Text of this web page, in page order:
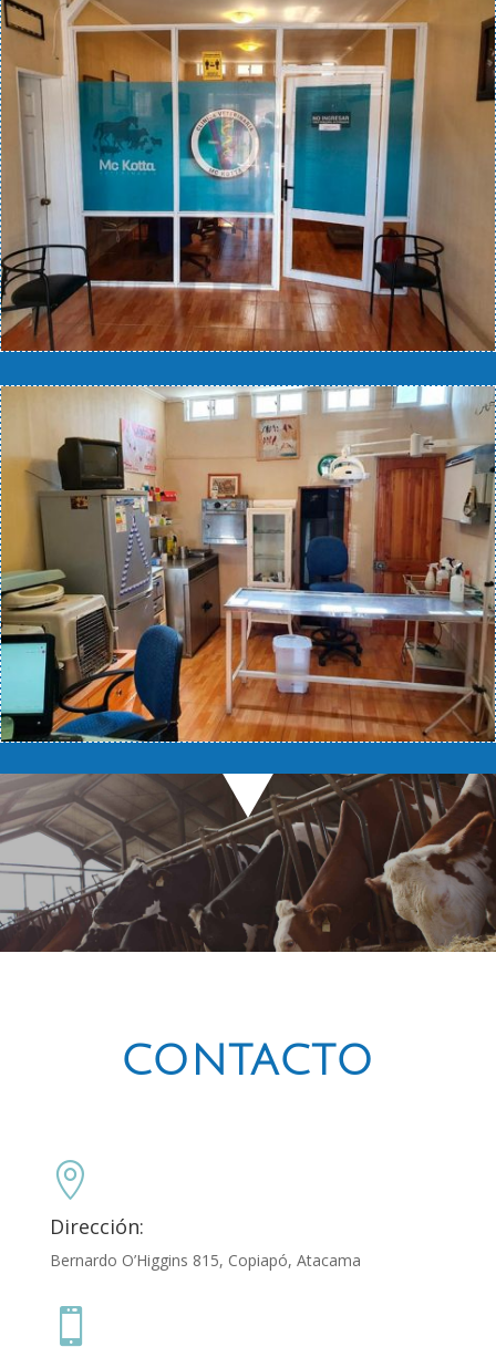
CONTACTO

Dirección:
Bernardo O’Higgins 815, Copiapó, Atacama
